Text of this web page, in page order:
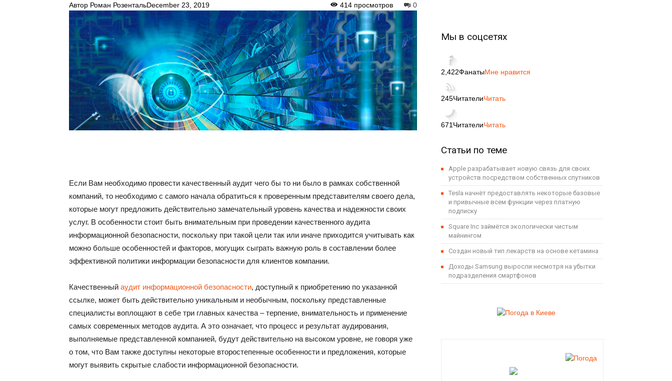
Автор Роман РозентальDecember 23, 2019 0
414 просмотров
Если Вам необходимо провести качественный аудит чего бы то ни было в рамках собственной
компаний, то необходимо с самого начала обратиться к проверенным представителям своего дела,
которые могут предложить действительно замечательный уровень качества и надежности своих
услуг. В особенности стоит быть внимательным при проведении качественного аудита
информационной безопасности, поскольку при такой цели так или иначе приходится учитывать как
можно больше особенностей и факторов, могущих сыграть важную роль в составлении более
эффективной политики информации безопасности для клиентов компании.
Качественный аудит информационной безопасности, доступный к приобретению по указанной
ссылке, может быть действительно уникальным и необычным, поскольку представленные
специалисты воплощают в себе три главных качества – терпение, внимательность и применение
самых современных методов аудита. А это означает, что процесс и результат аудирования,
выполняемые представленной компанией, будут действительно на высоком уровне, не говоря уже
о том, что Вам также доступны некоторые второстепенные особенности и предложения, которые
могут выявить скрытые слабости информационной безопасности.
Мы в соцсетях
2,422ФанатыМне нравится
245ЧитателиЧитать
671 ЧитателиЧитать
Статьи по теме
Apple разрабатывает новую связь для своих
устройств посредством собственных спутников
Tesla начнёт предоставлять некоторые базовые
и привычные всем функции через платную
подписку
Square Inc займётся экологически чистым
майнингом
Создан новый тип лекарств на основе кетамина
Доходы Samsung выросли несмотря на убытки
подразделения смартфонов